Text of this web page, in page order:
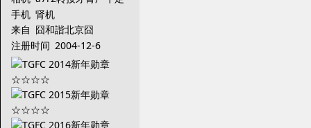
手机 肾机
来自 囧和諧北京囧
注册时间 2004-12-6